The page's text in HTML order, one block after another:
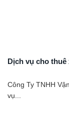
Dịch vụ cho thuê
Công Ty TNHH
vụ...